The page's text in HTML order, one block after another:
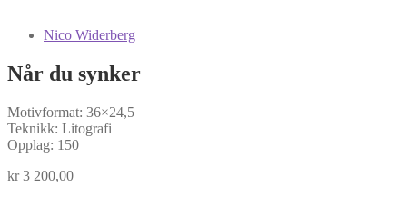
Nico Widerberg
Når du synker
Motivformat: 36×24,5
Teknikk: Litografi
Opplag: 150
kr3 200,00